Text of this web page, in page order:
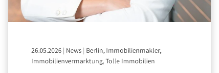
26.05.2026 | News | Berlin, Immobilienmakler,
Immobilienvermarktung, Tolle Immobilien